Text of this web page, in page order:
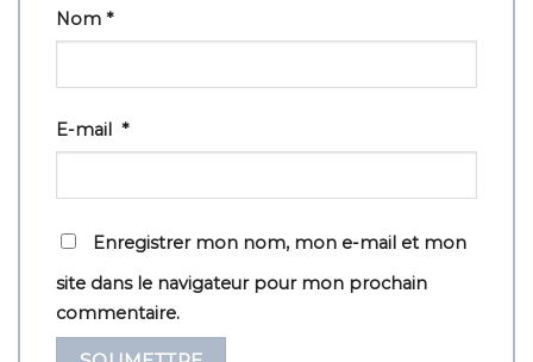
Nom *
E-mail *
Enregistrer mon nom, mon e-mail et mon
site dans le navigateur pour mon prochain
commentaire.